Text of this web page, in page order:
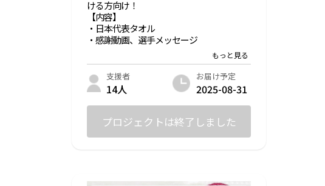
ける方向け！
【内容】
・日本代表タオル
・感謝動画、選手メッセージ
日本代表タオルをお送りいたします！デザ
インは若干変更となる可能性があります。
3分程の動画にて、感謝と選手からのメッ
セージを送らせていただきます！
支援者
14人
お届け予定
2025-08-31
プロジェクトは終了しました